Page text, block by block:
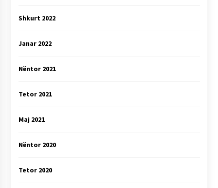
Shkurt 2022
Janar 2022
Nëntor 2021
Tetor 2021
Maj 2021
Nëntor 2020
Tetor 2020